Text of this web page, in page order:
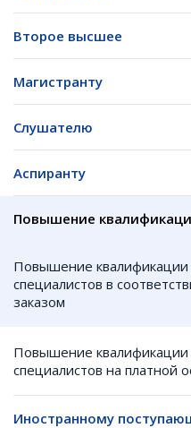
Второе высшее
Магистранту
Слушателю
Аспиранту
Повышение
Повышение
специалистов в
заказом
Повышение
специалистов на платной
Иностранному